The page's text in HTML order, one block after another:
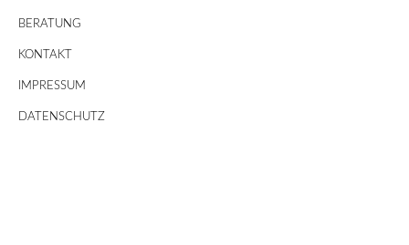
BERATUNG
KONTAKT
IMPRESSUM
DATENSCHUTZ